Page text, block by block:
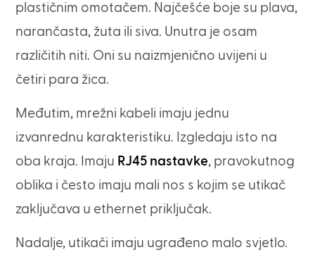
plastičnim omotačem. Najčešće boje su plava,
narančasta, žuta ili siva. Unutra je osam
različitih niti. Oni su naizmjenično uvijeni u
četiri para žica.
Međutim, mrežni kabeli imaju jednu
izvanrednu karakteristiku. Izgledaju isto na
oba kraja. Imaju RJ45 nastavke, pravokutnog
oblika i često imaju mali nos s kojim se utikač
zaključava u ethernet priključak.
Nadalje, utikači imaju ugrađeno malo svjetlo.